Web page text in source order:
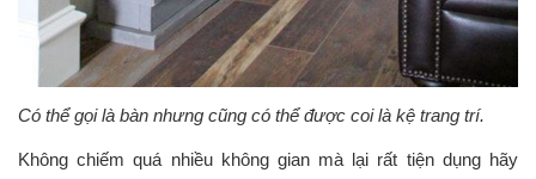
Có thể gọi là bàn nhưng cũng có thể được coi là kệ trang trí.
Không chiếm quá nhiều không gian mà lại rất tiện dụng hãy